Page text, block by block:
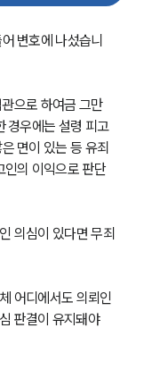
변호에 나섰습니
으로 하여금 그만
경우에는 설령 피고
면이 있는 등 유죄
인의 이익으로 판단
의심이 있다면 무죄
어디에서도 의뢰인
판결이 유지돼야